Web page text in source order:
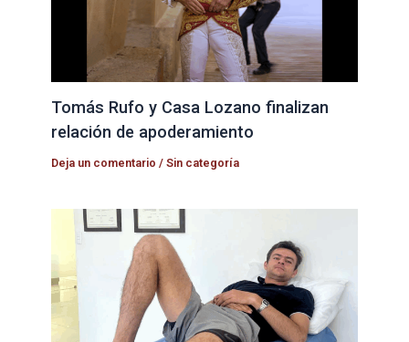
Tomás Rufo y Casa Lozano finalizan
relación de apoderamiento
Deja un comentario /Sin categoría